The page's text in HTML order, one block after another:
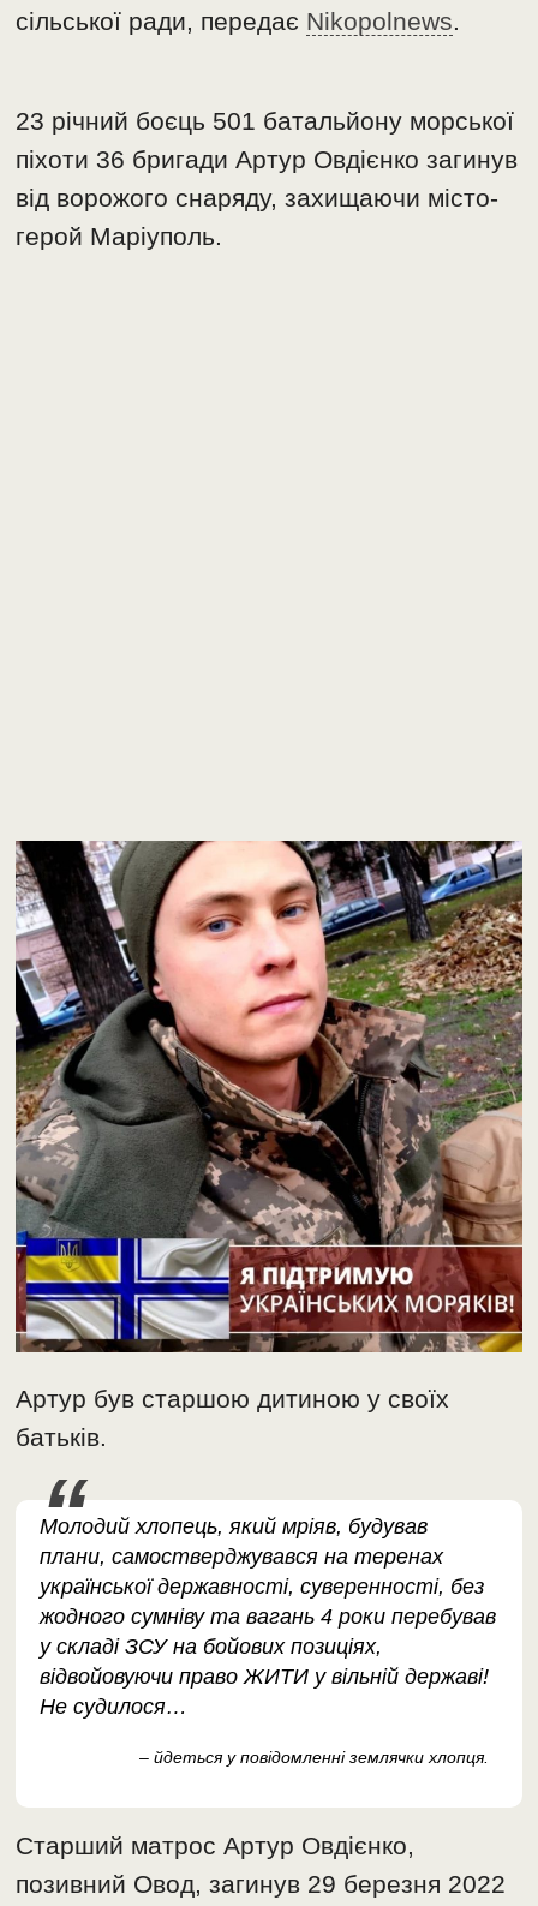
сільської ради, передає Nikopolnews.
23 річний боєць 501 батальйону морської
піхоти 36 бригади Артур Овдієнко загинув
від ворожого снаряду, захищаючи місто-
герой Маріуполь.
Артур був старшою дитиною у своїх
батьків.
Молодий хлопець, який мріяв, будував
плани, самостверджувався на теренах
української державності, суверенності, без
жодного сумніву та вагань 4 роки перебував
у складі ЗСУ на бойових позиціях,
відвойовуючи право ЖИТИ у вільній державі!
Не судилося…
– йдеться у повідомленні землячки хлопця.
Старший матрос Артур Овдієнко,
позивний Овод, загинув 29 березня 2022